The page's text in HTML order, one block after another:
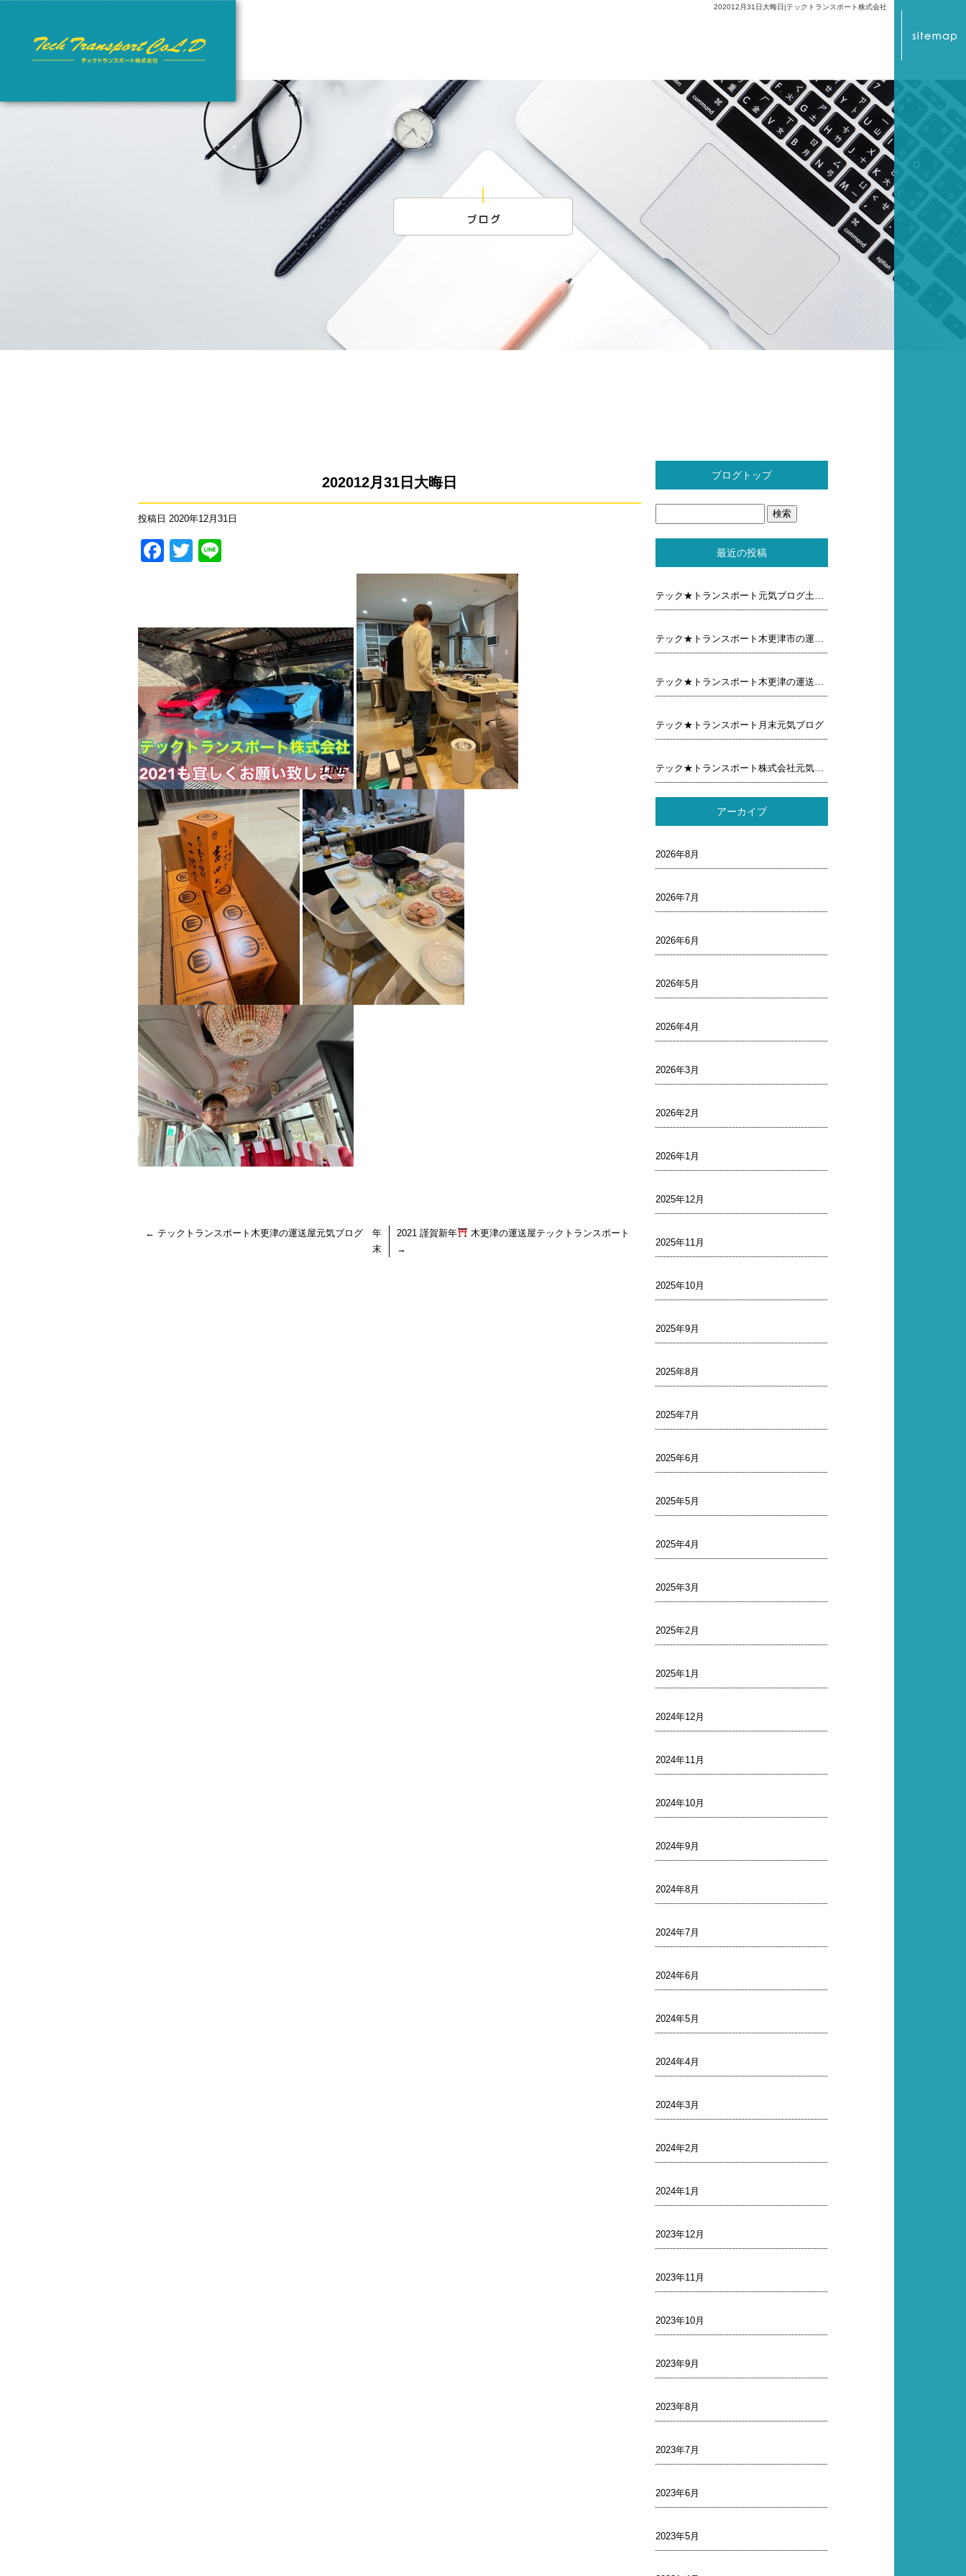
202012月31日大晦日|テックトランスポート株式会社
202012月31日大晦日
投稿日 2020年12月31日
Facebook
Twitter
← テックトランスポート木更津の運送屋元気ブログ 年
末
2021 謹賀新年
木更津の運送屋テックトランスポート
→
ブログトップ
最近の投稿
テック★トランスポート元気ブログ土曜日
テック★トランスポート木更津市の運送屋元気ブログ木曜 日
テック★トランスポート木更津の運送屋元気ブログ
テック★トランスポート月末元気ブログ
テック★トランスポート株式会社元気ブログ行ってみよう
アーカイブ
2026年8月
2026年7月
2026年6月
2026年5月
2026年4月
2026年3月
2026年2月
2026年1月
2025年12月
2025年11月
2025年10月
2025年9月
2025年8月
2025年7月
2025年6月
2025年5月
2025年4月
2025年3月
2025年2月
2025年1月
2024年12月
2024年11月
2024年10月
2024年9月
2024年8月
2024年7月
2024年6月
2024年5月
2024年4月
2024年3月
2024年2月
2024年1月
2023年12月
2023年11月
2023年10月
2023年9月
2023年8月
2023年7月
2023年6月
2023年5月